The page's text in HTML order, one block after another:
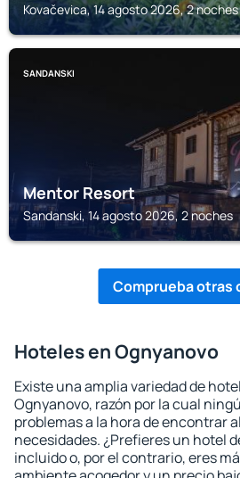
Kovačevica, 14 agosto 2026, 2 noches
SANDANSKI
Mentor Resort
Sandanski, 14 agosto 2026, 2 noches
Comprueba otras
Hoteles en Ognyanovo
Existe una amplia variedad de
Ognyanovo, razón por la cual
problemas a la hora de encontrar
necesidades. ¿Prefieres un hotel
incluido o, por el contrario, eres